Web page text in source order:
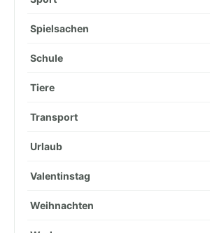
Spielsachen
Schule
Tiere
Transport
Urlaub
Valentinstag
Weihnachten